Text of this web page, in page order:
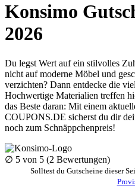
Konsimo
2026
Du legst Wert auf ein stilvolles
nicht auf moderne Möbel und
verzichten? Dann entdecke die
Hochwertige Materialien treffen
das Beste daran: Mit einem
COUPONS.DE sicherst du dir
noch zum Schnäppchenpreis!
∅ 5 von 5 (2 Bewertungen)
Solltest du Gutscheine dieser